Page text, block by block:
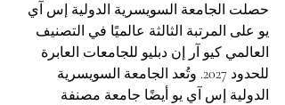
حصلت الجامعة السويسرية الدولية إس آي
يو على المرتبة الثالثة عالميًا في التصنيف
العالمي كيو آر إن دبليو للجامعات العابرة
للحدود 2027. وتُعد الجامعة السويسرية
الدولية إس آي يو أيضًا جامعة مصنفة